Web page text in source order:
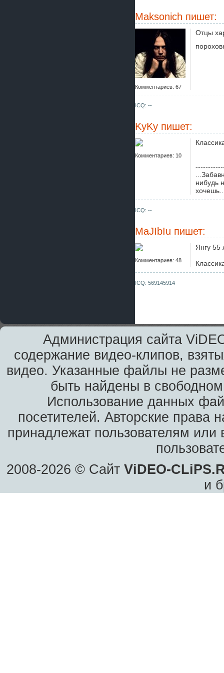
Maksonich пишет:
Комментариев: 67
Отцы
ICQ: --
KyKy пишет:
Комментариев: 10
нибудь
ICQ: --
MaJIbIu пишет:
Комментариев: 48
Янгу
ICQ: 569145914
Администрация сайта
содержание видео-клипов,
видео. Указанные файлы не
быть найдены в
Использование данных
посетителей. Авторские права
принадлежат пользователям или
2008-2026 © Сайт ViDEO-
и